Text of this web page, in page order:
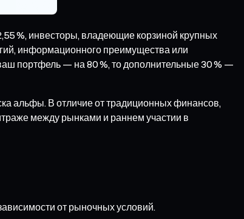
%, инвесторы, владеющие корзиной крупных
информационного преимущества или
портфель — на 80 %, то дополнительные 30 % —
альфы. В отличие от традиционных финансов,
между рынками и раннем участии в
от рыночных условий.